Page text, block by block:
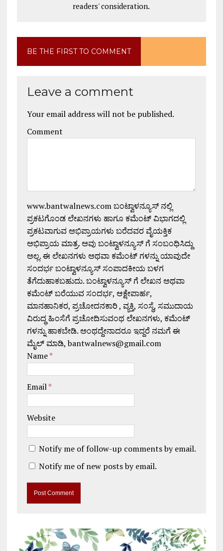
readers' consideration.
BE THE FIRST TO COMMENT
Leave a comment
Your email address will not be published.
Comment
www.bantwalnews.com ಬಂಟ್ವಾಳನ್ಯೂಸ್ ನಲ್ಲಿ
ಪ್ರಕಟಗೊಂಡ ಲೇಖನಗಳು ಹಾಗೂ ಕಮೆಂಟ್ ವಿಭಾಗದಲ್ಲಿ
ಪ್ರಕಟವಾಗುವ ಅಭಿಪ್ರಾಯಗಳು ಬರೆದವರ ವೈಯಕ್ತಿಕ
ಅಭಿಪ್ರಾಯ ಮಾತ್ರ. ಅವು ಬಂಟ್ವಾಳನ್ಯೂಸ್ ಗೆ ಸಂಬಂಧಿಸಿದ್ದು
ಅಲ್ಲ. ಈ ಲೇಖನಗಳು ಅಥವಾ ಕಮೆಂಟ್ ಗಳನ್ನು ಯಾವುದೇ
ಸಂದರ್ಭ ಬಂಟ್ವಾಳನ್ಯೂಸ್ ಸಂಪಾದಕೀಯ ಬಳಗ
ತೆಗೆದುಹಾಕಬಹುದು. ಬಂಟ್ವಾಳನ್ಯೂಸ್ ಗೆ ಲೇಖನ ಅಥವಾ
ಕಮೆಂಟ್ ಬರೆಯುವ ಸಂದರ್ಭ, ಆಕ್ಷೇಪಾರ್ಹ,
ಮಾನಹಾನಿಕರ, ಪ್ರಚೋದನಕಾರಿ , ವ್ಯಕ್ತಿ, ಸಂಸ್ಥೆ, ಸಮುದಾಯ
ವಿರುದ್ಧ ಹಿಂಸೆಗೆ ಪ್ರಚೋದಿಸುವಂಥ ಲೇಖನಗಳು, ಕಮೆಂಟ್
ಗಳನ್ನು ಹಾಕಬೇಡಿ. ಅಂಥದ್ದೇನಾದರೂ ಇದ್ದರೆ ನಮಗೆ ಈ
ಮೈಲ್ ಮಾಡಿ, bantwalnews@gmail.com
Name*
Email*
Website
Notify me of follow-up comments by email.
Notify me of new posts by email.
t
e